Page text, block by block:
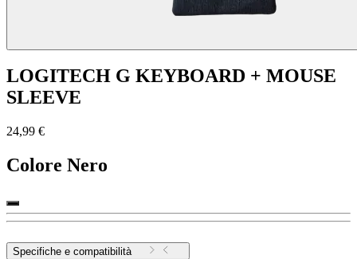
LOGITECH G KEYBOARD + MOUSE
SLEEVE
24,99 €
Colore Nero
Specifiche e compatibilità